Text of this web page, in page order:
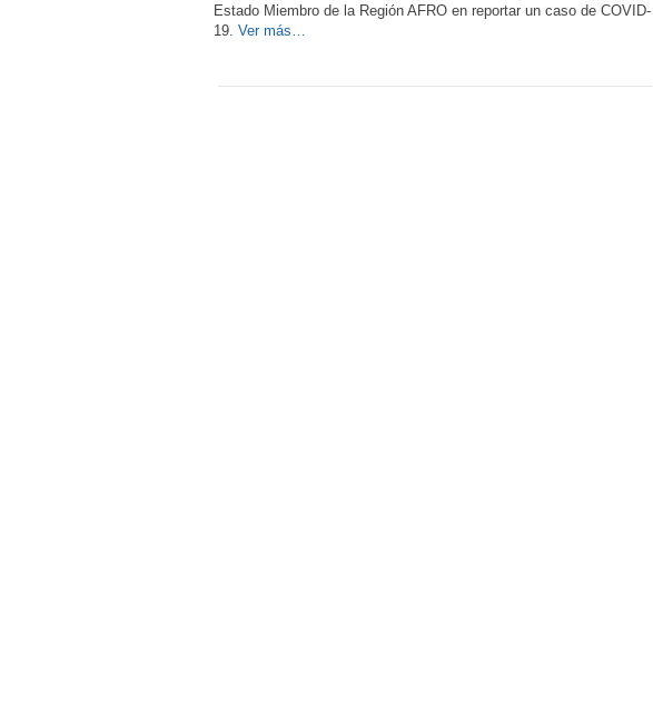
Estado Miembro de la Región AFRO en reportar un caso de COVID-
19. Ver más…